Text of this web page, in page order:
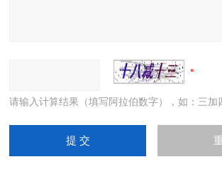
请输入计算结果（填写阿拉伯数字），如：三加